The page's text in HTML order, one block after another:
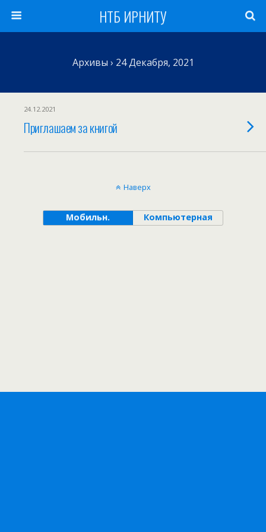
НТБ ИРНИТУ
Архивы › 24 Декабря, 2021
24.12.2021
Приглашаем за книгой
Наверх
Мобильн. Компьютерная